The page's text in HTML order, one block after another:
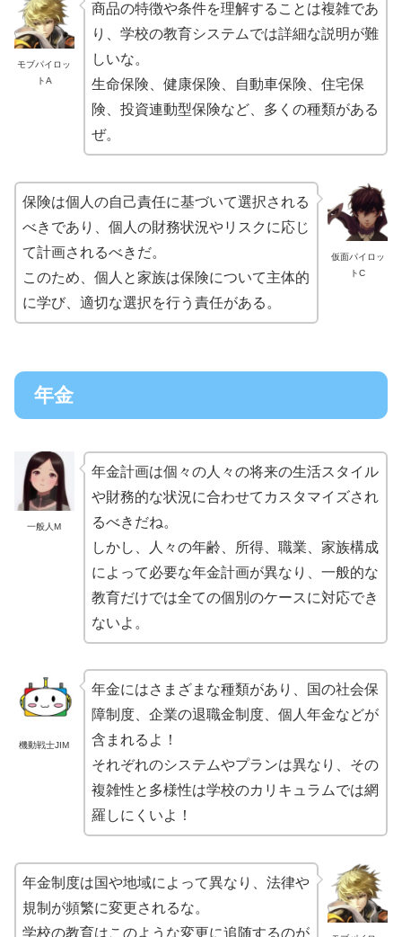
モブパイロッ
トA
商品の特徴や条件を理解することは複雑であ
り、学校の教育システムでは詳細な説明が難
しいな。
生命保険、健康保険、自動車保険、住宅保
険、投資連動型保険など、多くの種類がある
ぜ。
仮面パイロッ
トC
保険は個人の自己責任に基づいて選択される
べきであり、個人の財務状況やリスクに応じ
て計画されるべきだ。
このため、個人と家族は保険について主体的
に学び、適切な選択を行う責任がある。
年金
一般人M
年金計画は個々の人々の将来の生活スタイル
や財務的な状況に合わせてカスタマイズされ
るべきだね。
しかし、人々の年齢、所得、職業、家族構成
によって必要な年金計画が異なり、一般的な
教育だけでは全ての個別のケースに対応でき
ないよ。
機動戦士JIM
年金にはさまざまな種類があり、国の社会保
障制度、企業の退職金制度、個人年金などが
含まれるよ！
それぞれのシステムやプランは異なり、その
複雑性と多様性は学校のカリキュラムでは網
羅しにくいよ！
年金制度は国や地域によって異なり、法律や
規制が頻繁に変更されるな。
学校の教育はこのような変更に追随するのが